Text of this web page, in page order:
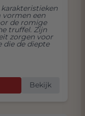
vormen een
de romige
truffel. Zijn
zorgen voor
die de diepte
Bekijk